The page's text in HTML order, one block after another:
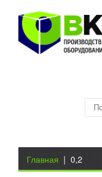
Вы здесь
Главная | 0,2